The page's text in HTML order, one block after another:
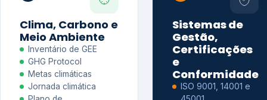
Clima, Carbono e
Meio Ambiente
Inventário de GEE
GHG Protocol
Metas climáticas
Jornada climática
Sistemas de
Gestão,
Certificações
e
Conformidade
ISO 9001, 14001 e